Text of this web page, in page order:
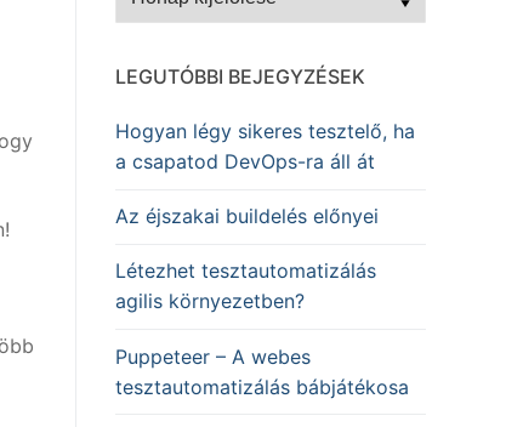
LEGUTÓBBI BEJEGYZÉSEK
Hogyan légy sikeres tesztelő, ha
a csapatod DevOps-ra áll át
Az éjszakai buildelés előnyei
Létezhet tesztautomatizálás
agilis környezetben?
Puppeteer – A webes
tesztautomatizálás bábjátékosa